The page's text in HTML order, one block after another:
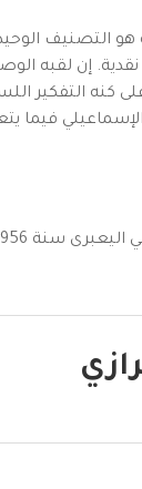
هو التصنيف
إن لقبه
كنه التفكير
فيما